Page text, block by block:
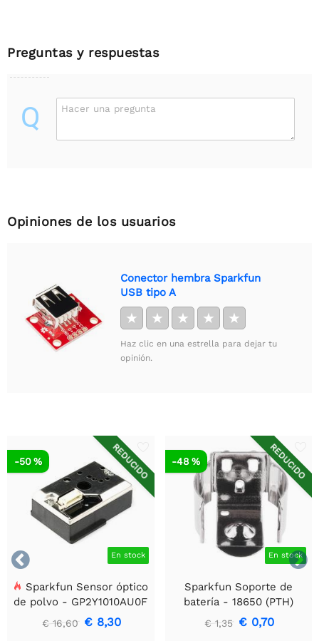
Preguntas y respuestas
Q Hacer una pregunta
Opiniones de los usuarios
Conector hembra Sparkfun
USB tipo A
★ ★ ★ ★ ★
Haz clic en una estrella para dejar tu
opinión.


REDUCIDO
En stock
-50 %
Sparkfun Sensor óptico
de polvo - GP2Y1010AU0F
€ 16,60 € 8,30
REDUCIDO
En stock
-48 %
Sparkfun Soporte de
batería - 18650 (PTH)
€ 1,35 € 0,70